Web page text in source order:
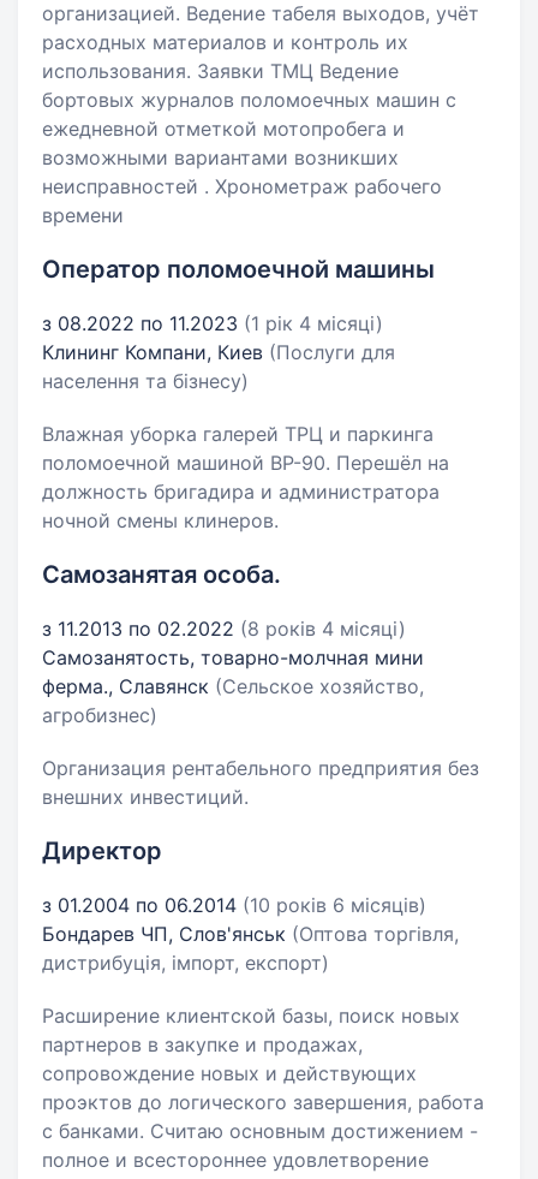
организацией. Ведение табеля выходов, учёт
расходных материалов и контроль их
использования. Заявки ТМЦ Ведение
бортовых журналов поломоечных машин с
ежедневной отметкой мотопробега и
возможными вариантами возникших
неисправностей . Хронометраж рабочего
времени
Оператор поломоечной машины
з 08.2022 по 11.2023 (1 рік 4 місяці)
Клининг Компани, Киев (Послуги для
населення та бізнесу)
Влажная уборка галерей ТРЦ и паркинга
поломоечной машиной ВР-90. Перешёл на
должность бригадира и администратора
ночной смены клинеров.
Самозанятая особа.
з 11.2013 по 02.2022 (8 років 4 місяці)
Самозанятость, товарно-молчная мини
ферма., Славянск (Сельское хозяйство,
агробизнес)
Организация рентабельного предприятия без
внешних инвестиций.
Директор
з 01.2004 по 06.2014 (10 років 6 місяців)
Бондарев ЧП, Слов'янськ (Оптова торгівля,
дистрибуція, імпорт, експорт)
Расширение клиентской базы, поиск новых
партнеров в закупке и продажах,
сопровождение новых и действующих
проэктов до логического завершения, работа
с банками. Считаю основным достижением -
полное и всестороннее удовлетворение